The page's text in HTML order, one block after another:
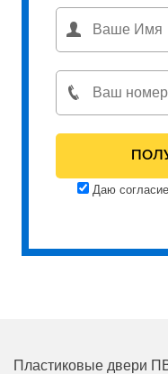
Даю
Пластиковые двери